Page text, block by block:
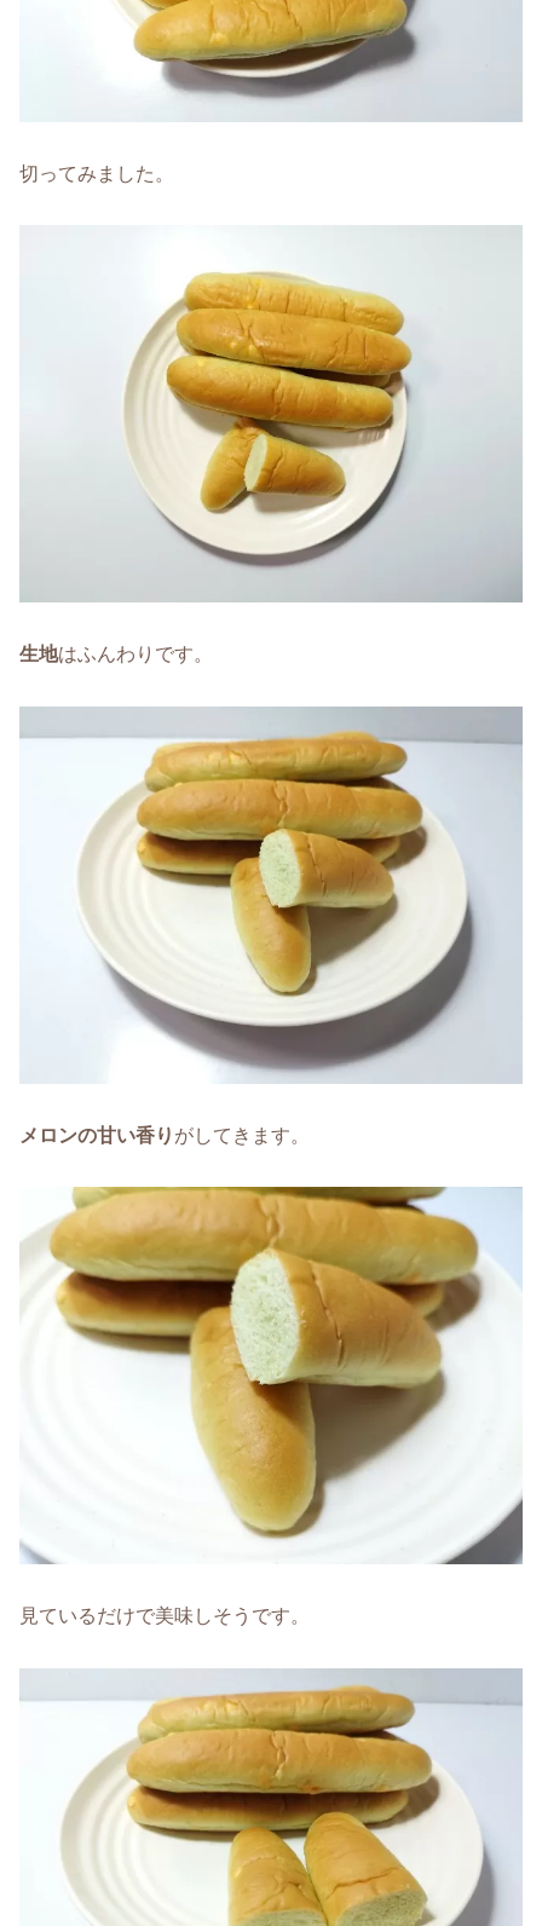
切ってみました。
生地はふんわりです。
メロンの甘い香り がしてきます。
見ているだけで美味しそうです。